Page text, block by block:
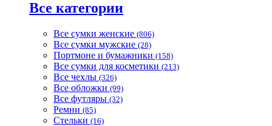
Все категории
Все сумки женские (806)
Все сумки мужские (28)
Портмоне и бумажники (158)
Все сумки для косметики (213)
Все чехлы (326)
Все обложки (99)
Все футляры (32)
Ремни (85)
Стельки (16)